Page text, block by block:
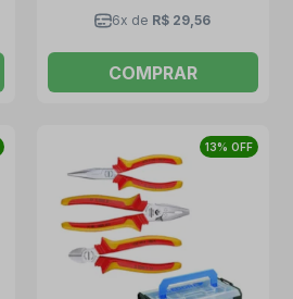
6x de R$ 29,56
COMPRAR
13% OFF